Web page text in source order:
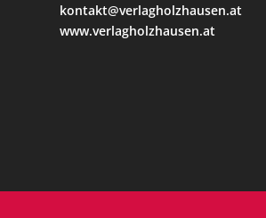
kontakt@verlagholzhausen.at
www.verlagholzhausen.at